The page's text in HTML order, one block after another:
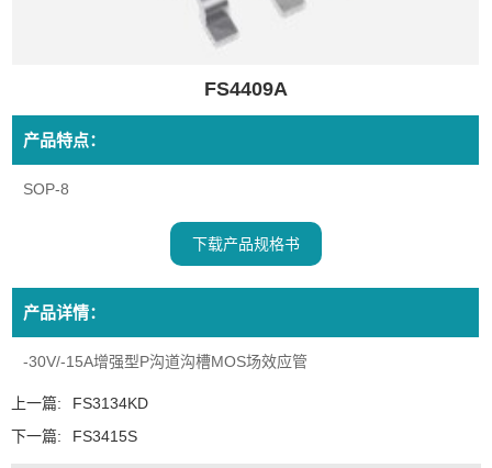
FS4409A
产品特点：
SOP-8
下载产品规格书
产品详情：
-30V/-15A增强型P沟道沟槽MOS场效应管
上一篇:
FS3134KD
下一篇:
FS3415S